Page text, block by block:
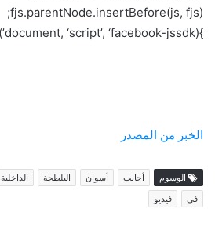
fjs.parentNode.insertBefore(js, fjs);
}(document, ‘script’, ‘facebook-jssdk’));
الخبر من المصدر
الوسوم أجانب أسوان البلطجة الداخلية
في
فيديو